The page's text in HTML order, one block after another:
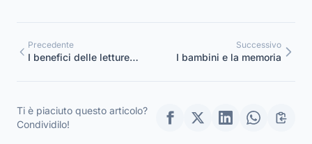
Precedente
I benefici delle letture
Successivo
I bambini e la memoria
Ti è piaciuto questo articolo?
Condividilo!